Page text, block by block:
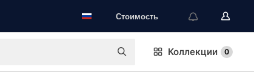
Стоимость
Коллекции 0